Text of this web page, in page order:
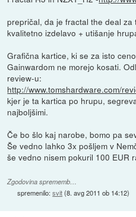
prepričal, da je fractal the deal
kvalitetno izdelavo + utišanje
Grafična kartice, ki se za isto
Gainwardom ne morejo kosati.
review-u:
http://www.tomshardware.com/
kjer je ta kartica po hrupu,
najboljšimi.
Če bo šlo kaj narobe, bomo pa
Še vedno lahko 3x pošljem v
še vedno nisem pokuril 100 EUR
Zgodovina sprememb…
spremenilo:svit(8. avg 2011 ob 14:12)